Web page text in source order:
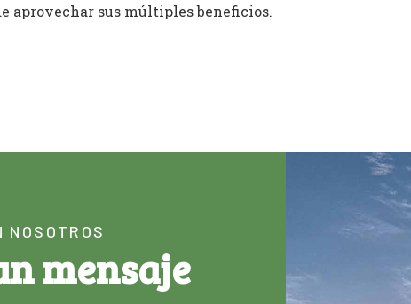
aprovechar sus múltiples beneficios.
NOSOTROS
mensaje